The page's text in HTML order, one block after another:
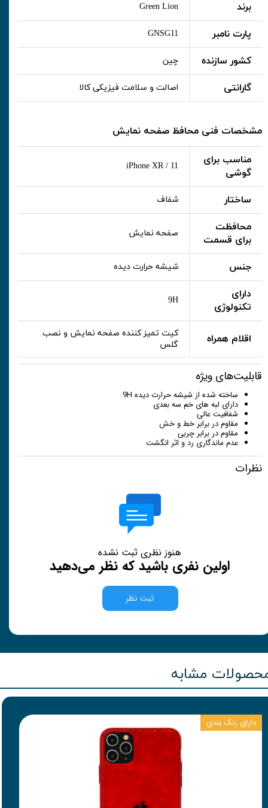
برند Green Lion
پارت نامبر GNSG11
کشور سازنده چین
گارانتی اصالت و سلامت فیزیکی کالا
مشخصات فنی محافظ صفحه نمایش
مناسب برای
گوشی
iPhone XR / 11
ساختار شفاف
محافظت
برای قسمت
صفحه نمایش
جنس شیشه حرارت دیده
دارای
تکنولوژی
9H
اقلام همراه
کیت تمیز کننده صفحه نمایش و نصب
گلس
قابلیت‌های ویژه
ساخته شده از شیشه حرارت دیده 9H
دارای لبه های خم سه بعدی
شفافیت عالی
مقاوم در برابر خط و خش
مقاوم در برابر چربی
عدم ماندگاری رد و اثر انگشت
نظرات
هنوز نظری ثبت نشده
اولین نفری باشید که نظر می‌دهید
ثبت نظر
مشابه
دارای رنگ بندی